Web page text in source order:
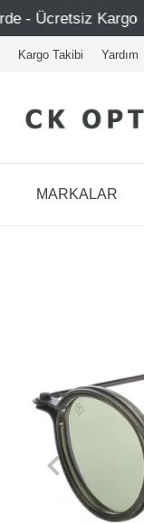
Mağazalarımız
Kargo Takibi Yardım
MARKALAR